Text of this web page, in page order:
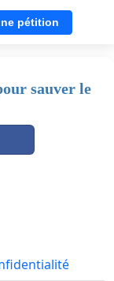
pétition
sauver le